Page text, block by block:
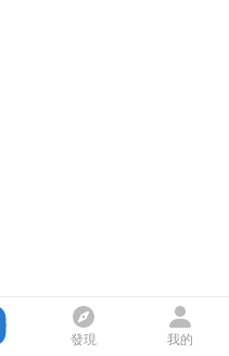
發現 我的